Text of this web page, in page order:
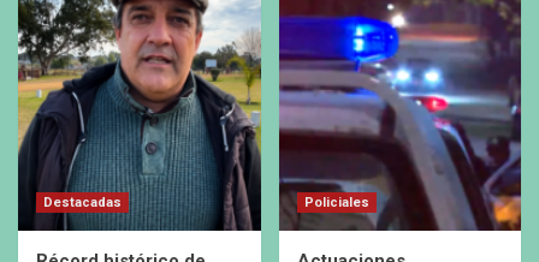
Destacadas Policiales